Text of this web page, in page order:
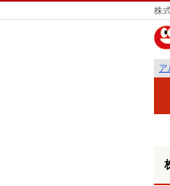
株
ア